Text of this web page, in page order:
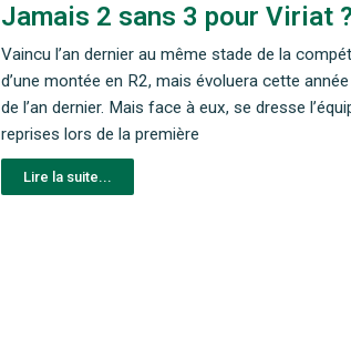
Jamais 2 sans 3 pour Viriat ?
Vaincu l’an dernier au même stade de la
d’une montée en R2, mais évoluera cette
de l’an dernier. Mais face à eux, se dresse
reprises lors de la première
Lire la suite...